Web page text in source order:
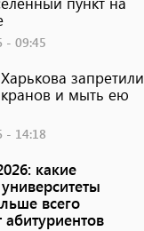
- 09:45
запретили
кранов и мыть ею
- 14:18
какие
всего
абитуриентов